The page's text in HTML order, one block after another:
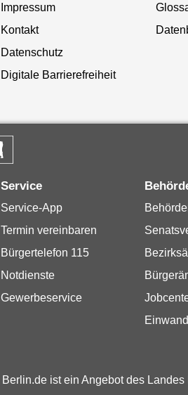
Impressum
Kontakt
Datenschutz
Digitale Barrierefreiheit
Service
Service-App
Termin vereinbaren
Bürgertelefon 115
Notdienste
Gewerbeservice
Berlin.de ist ein Angebot des Landes